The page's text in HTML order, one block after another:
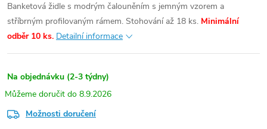
Banketová židle s modrým čalouněním s jemným vzorem a
stříbrným profilovaným rámem. Stohování až 18 ks. Minimální
odběr 10 ks. Detailní informace
Na objednávku (2-3 týdny)
8.9.2026
Možnosti doručení